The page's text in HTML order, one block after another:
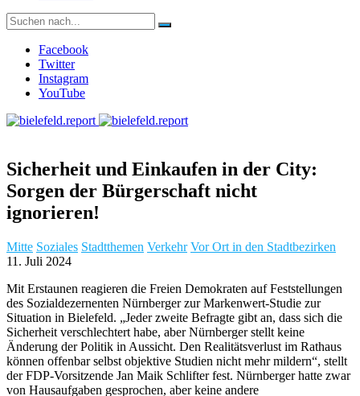
Suche
nach:
Facebook
Twitter
Instagram
YouTube
Sicherheit und Einkaufen in der City:
Sorgen der Bürgerschaft nicht
ignorieren!
Mitte Soziales Stadtthemen Verkehr Vor Ort in den Stadtbezirken
11. Juli 2024
Mit Erstaunen reagieren die Freien Demokraten auf Feststellungen
des Sozialdezernenten Nürnberger zur Markenwert-Studie zur
Situation in Bielefeld. „Jeder zweite Befragte gibt an, dass sich die
Sicherheit verschlechtert habe, aber Nürnberger stellt keine
Änderung der Politik in Aussicht. Den Realitätsverlust im Rathaus
können offenbar selbst objektive Studien nicht mehr mildern“, stellt
der FDP-Vorsitzende Jan Maik Schlifter fest. Nürnberger hatte zwar
von Hausaufgaben gesprochen, aber keine andere